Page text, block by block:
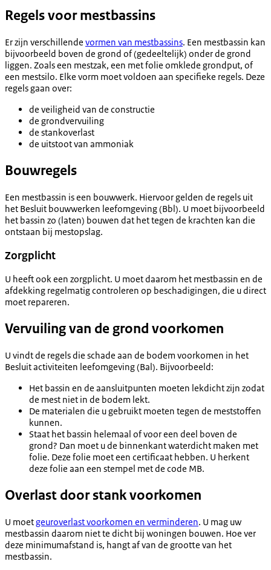
Regels voor mestbassins
Er zijn verschillende vormen van mestbassins. Een mestbassin kan
bijvoorbeeld boven de grond of (gedeeltelijk) onder de grond
liggen. Zoals een mestzak, een met folie omklede grondput, of
een mestsilo. Elke vorm moet voldoen aan specifieke regels. Deze
regels gaan over:
de veiligheid van de constructie
de grondvervuiling
de stankoverlast
de uitstoot van ammoniak
Bouwregels
Een mestbassin is een bouwwerk. Hiervoor gelden de regels uit
het Besluit bouwwerken leefomgeving (Bbl). U moet bijvoorbeeld
het bassin zo (laten) bouwen dat het tegen de krachten kan die
ontstaan bij mestopslag.
Zorgplicht
U heeft ook een zorgplicht. U moet daarom het mestbassin en de
afdekking regelmatig controleren op beschadigingen, die u direct
moet repareren.
Vervuiling van de grond voorkomen
U vindt de regels die schade aan de bodem voorkomen in het
Besluit activiteiten leefomgeving (Bal). Bijvoorbeeld:
Het bassin en de aansluitpunten moeten lekdicht zijn zodat
de mest niet in de bodem lekt.
De materialen die u gebruikt moeten tegen de meststoffen
kunnen.
Staat het bassin helemaal of voor een deel boven de
grond? Dan moet u de binnenkant waterdicht maken met
folie. Deze folie moet een certificaat hebben. U herkent
deze folie aan een stempel met de code MB.
Overlast door stank voorkomen
U moetgeuroverlast voorkomen en verminderen. U mag uw
mestbassin daarom niet te dicht bij woningen bouwen. Hoe ver
deze minimumafstand is, hangt af van de grootte van het
mestbassin.